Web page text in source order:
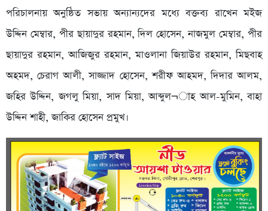
পরিচালনায় অনুষ্ঠিত সভায় অন্যান্যদের মধ্যে বক্তব্য রাখেন মইজ
উদ্দিন মেম্বার, পীর ছায়াদুর রহমান, দিল হোসেন, নাজমুল মেম্বার, পীর
ছায়াদুর রহমান, আজিজুর রহমান, মাওলানা জিয়াউর রহমান, মিছবাহ
অহমদ, চেরাগ আলী, সাজ্জাদ হোসেন, শরীফ আহমদ, দিদার আলম,
জহির উদ্দিন, জগলু মিয়া, সাদ মিয়া, আব্দুল¬াহ আল-মুমিন, বাহা
উদ্দিন শাহী, জাকির হোসেন প্রমুখ।